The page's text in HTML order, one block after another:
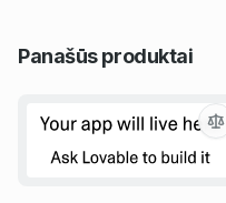
Panašūsproduktai